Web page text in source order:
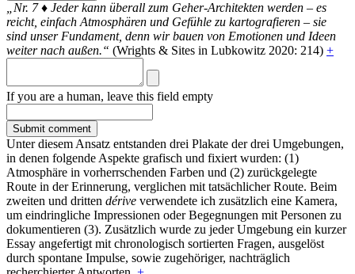
„Nr. 7♦ Jeder kann überall zum Geher-Architekten werden – es
reicht, einfach Atmosphären und Gefühle zu kartografieren – sie
sind unser Fundament, denn wir bauen von Emotionen und Ideen
weiter nach außen.“ (Wrights & Sites in Lubkowitz 2020: 214) +
If you are a human, leave this field empty
Unter diesem Ansatz entstanden drei Plakate der drei Umgebungen,
in denen folgende Aspekte grafisch und fixiert wurden: (1)
Atmosphäre in vorherrschenden Farben und (2) zurückgelegte
Route in der Erinnerung, verglichen mit tatsächlicher Route. Beim
zweiten und dritten dérive verwendete ich zusätzlich eine Kamera,
um eindringliche Impressionen oder Begegnungen mit Personen zu
dokumentieren (3). Zusätzlich wurde zu jeder Umgebung ein kurzer
Essay angefertigt mit chronologisch sortierten Fragen, ausgelöst
durch spontane Impulse, sowie zugehöriger, nachträglich